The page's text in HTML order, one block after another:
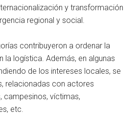
y transformación
regional y social.
contribuyeron a ordenar la
la logística. Además, en algunas
de los intereses locales, se
relacionadas con actores
campesinos, víctimas,
etc.